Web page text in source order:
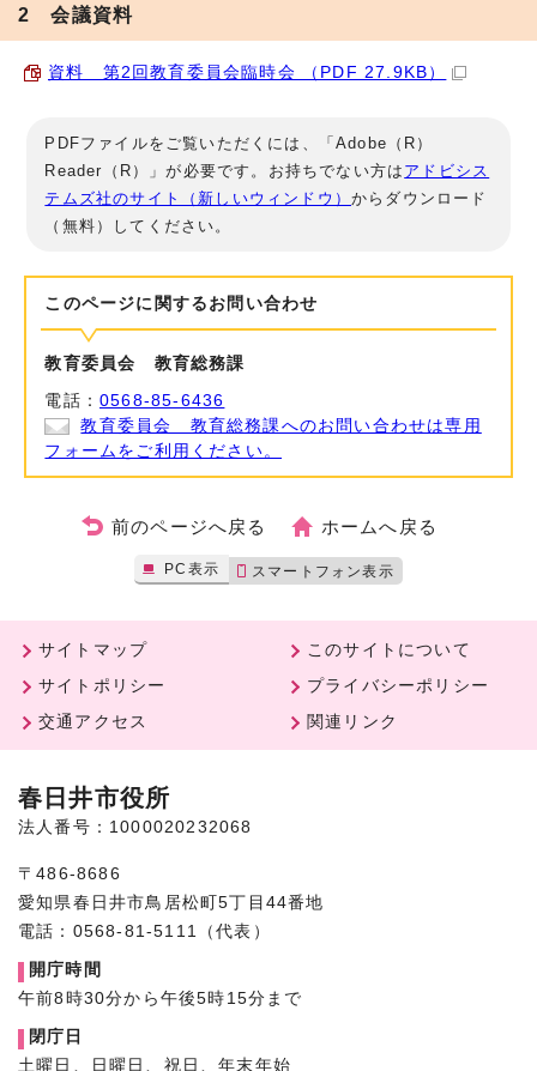
2 会議資料
資料 第2回教育委員会臨時会 （PDF 27.9KB）
PDFファイルをご覧いただくには、「Adobe（R）
Reader（R）」が必要です。お持ちでない方は アドビシス
テムズ社のサイト（新しいウィンドウ）からダウンロード
（無料）してください。
このページに関する お問い合わせ
教育委員会 教育総務課
電話：0568-85-6436
教育委員会 教育総務課へのお問い合わせは専用
フォームをご利用ください。
前のページへ戻る ホームへ戻る
PC表示 スマートフォン表示
サイトマップ
このサイトについて
サイトポリシー
プライバシーポリシー
交通アクセス
関連リンク
春日井市役所
法人番号：1000020232068
〒486-8686
愛知県春日井市鳥居松町5丁目44番地
電話：0568-81-5111（代表）
開庁時間
午前8時30分から午後5時15分まで
閉庁日
土曜日、日曜日、祝日、年末年始